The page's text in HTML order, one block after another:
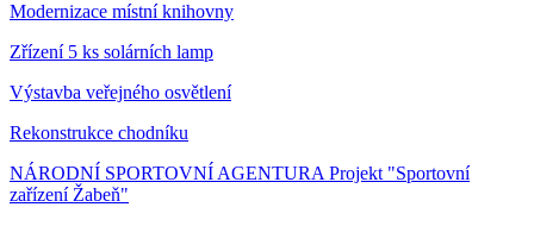
Modernizace místní knihovny
Zřízení 5 ks solárních lamp
Výstavba veřejného osvětlení
Rekonstrukce chodníku
NÁRODNÍ SPORTOVNÍ AGENTURA Projekt "Sportovní
zařízení Žabeň"